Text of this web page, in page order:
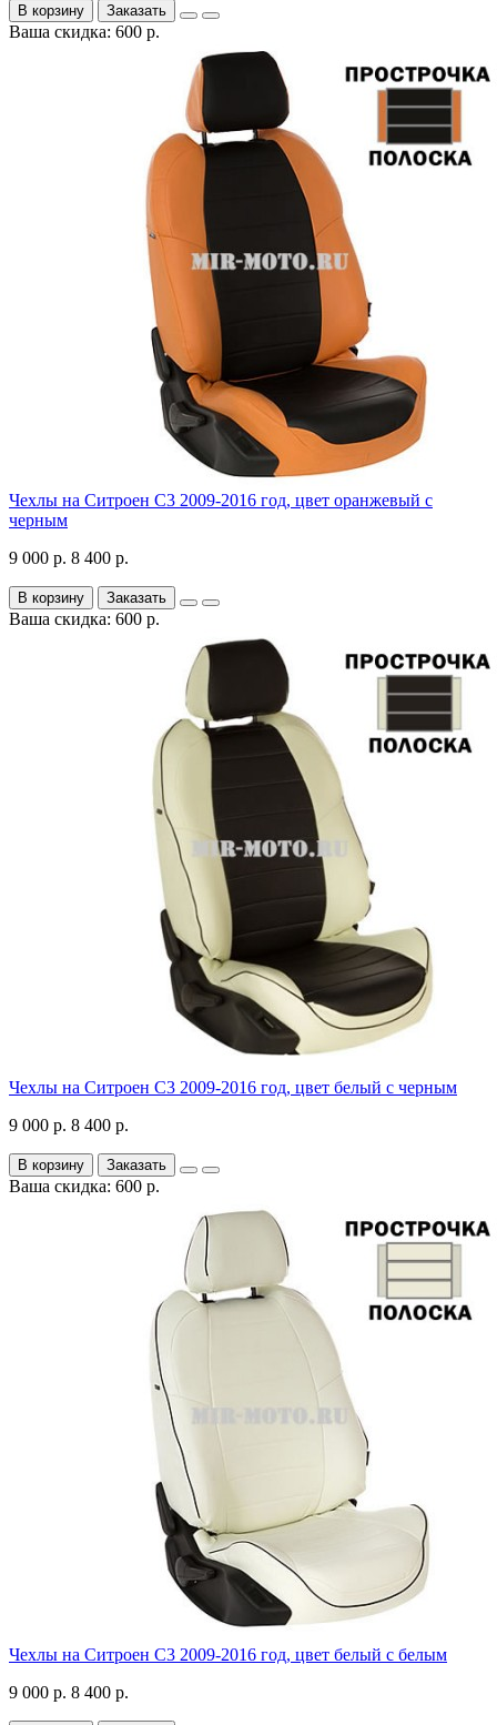
В корзину Заказать
Ваша скидка: 600 р.
Чехлы на Ситроен С3 2009-2016 год, цвет оранжевый с
черным
9 000 р. 8 400 р.
В корзину Заказать
Ваша скидка: 600 р.
Чехлы на Ситроен С3 2009-2016 год, цвет белый с черным
9 000 р. 8 400 р.
В корзину Заказать
Ваша скидка: 600 р.
Чехлы на Ситроен С3 2009-2016 год, цвет белый с белым
9 000 р. 8 400 р.